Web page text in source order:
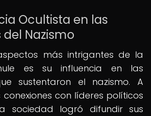
Ocultista en las
Nazismo
más intrigantes de la
es su influencia en las
sustentaron el nazismo. A
con líderes políticos
sociedad logró difundir sus